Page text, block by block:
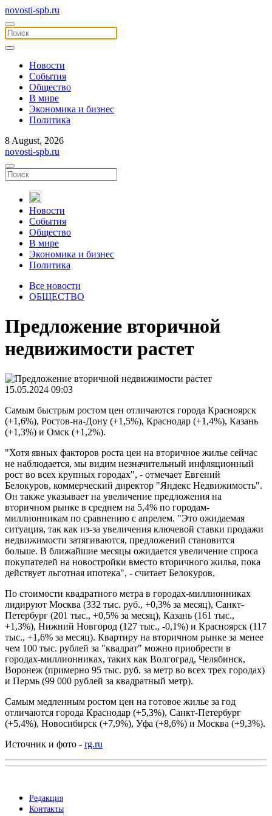
novosti-spb.ru
Новости
События
Общество
В мире
Экономика и бизнес
Политика
8 August, 2026
novosti-spb.ru
Новости
События
Общество
В мире
Экономика и бизнес
Политика
Все новости
ОБЩЕСТВО
Предложение вторичной
недвижимости растет
15.05.2024 09:03
Самым быстрым ростом цен отличаются города Красноярск
(+1,6%), Ростов-на-Дону (+1,5%), Краснодар (+1,4%), Казань
(+1,3%) и Омск (+1,2%).
"Хотя явных факторов роста цен на вторичное жилье сейчас
не наблюдается, мы видим незначительный инфляционный
рост во всех крупных городах", - отмечает Евгений
Белокуров, коммерческий директор "Яндекс Недвижимость".
Он также указывает на увеличение предложения на
вторичном рынке в среднем на 5,4% по городам-
миллионникам по сравнению с апрелем. "Это ожидаемая
ситуация, так как из-за увеличения ключевой ставки продажи
недвижимости затягиваются, предложений становится
больше. В ближайшие месяцы ожидается увеличение спроса
покупателей на новостройки вместо вторичного жилья, пока
действует льготная ипотека", - считает Белокуров.
По стоимости квадратного метра в городах-миллионниках
лидируют Москва (332 тыс. руб., +0,3% за месяц), Санкт-
Петербург (201 тыс., +0,5% за месяц), Казань (161 тыс.,
+1,3%), Нижний Новгород (127 тыс., -0,1%) и Красноярск (117
тыс., +1,6% за месяц). Квартиру на вторичном рынке за менее
чем 100 тыс. рублей за "квадрат" можно приобрести в
городах-миллионниках, таких как Волгоград, Челябинск,
Воронеж (примерно 95 тыс. руб. за метр во всех трех городах)
и Пермь (99 000 рублей за квадратный метр).
Самым медленным ростом цен на готовое жилье за год
отличаются города Краснодар (+5,3%), Санкт-Петербург
(+5,4%), Новосибирск (+7,9%), Уфа (+8,6%) и Москва (+9,3%).
Источник и фото - rg.ru
Редакция
Контакты